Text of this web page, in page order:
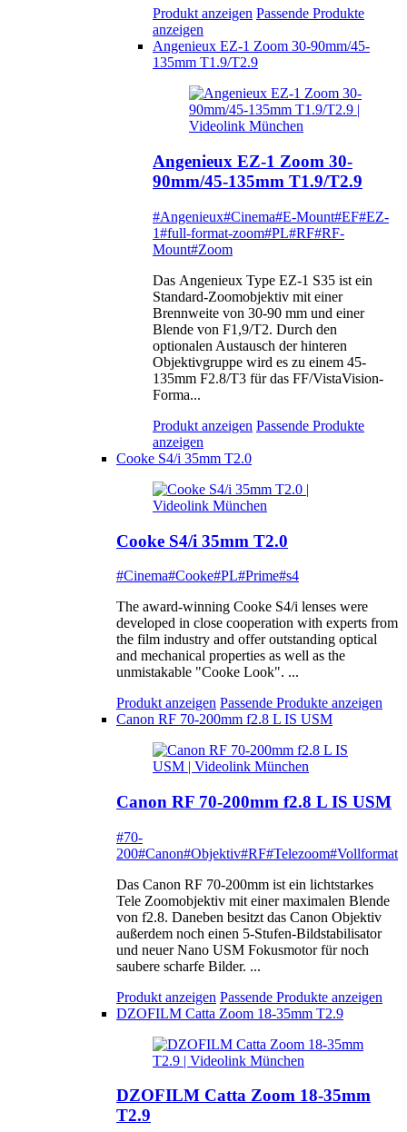
Produkt anzeigen Passende Produkte
anzeigen
Angenieux EZ-1 Zoom 30-90mm/45-
135mm T1.9/T2.9
Angenieux EZ-1 Zoom 30-
90mm/45-135mm T1.9/T2.9
#Angenieux#Cinema#E-Mount#EF#EZ-
1#full-format-zoom#PL#RF#RF-
Mount#Zoom
Das Angenieux Type EZ-1 S35 ist ein
Standard-Zoomobjektiv mit einer
Brennweite von 30-90 mm und einer
Blende von F1,9/T2. Durch den
optionalen Austausch der hinteren
Objektivgruppe wird es zu einem 45-
135mm F2.8/T3 für das FF/VistaVision-
Forma...
Produkt anzeigen Passende Produkte
anzeigen
Cooke S4/i 35mm T2.0
Cooke S4/i 35mm T2.0
#Cinema#Cooke#PL#Prime#s4
The award-winning Cooke S4/i lenses were
developed in close cooperation with experts from
the film industry and offer outstanding optical
and mechanical properties as well as the
unmistakable "Cooke Look". ...
Produkt anzeigen Passende Produkte anzeigen
Canon RF 70-200mm f2.8 L IS USM
Canon RF 70-200mm f2.8 L IS USM
#70-
200#Canon#Objektiv#RF#Telezoom#Vollformat
Das Canon RF 70-200mm ist ein lichtstarkes
Tele Zoomobjektiv mit einer maximalen Blende
von f2.8. Daneben besitzt das Canon Objektiv
außerdem noch einen 5-Stufen-Bildstabilisator
und neuer Nano USM Fokusmotor für noch
saubere scharfe Bilder. ...
Produkt anzeigen Passende Produkte anzeigen
DZOFILM Catta Zoom 18-35mm T2.9
DZOFILM Catta Zoom 18-35mm
T2.9